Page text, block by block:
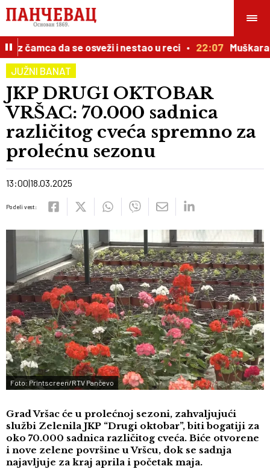
čamca da se osveži i nestao u reci 22:07 Muškarac
JUŽNI BANAT
JKP DRUGI OKTOBAR
VRŠAC: 70.000 sadnica
različitog cveća spremno za
prolećnu sezonu
13:00 18.03.2025
Podeli vest:
Foto: Printscreen/RTV Pančevo
Grad Vršac će u prolećnoj sezoni, zahvaljujući
službi Zelenila JKP “Drugi oktobar”, biti bogatiji za
oko 70.000 sadnica različitog cveća. Biće otvorene
i nove zelene površine u Vršcu, dok se sadnja
najavljuje za kraj aprila i početak maja.